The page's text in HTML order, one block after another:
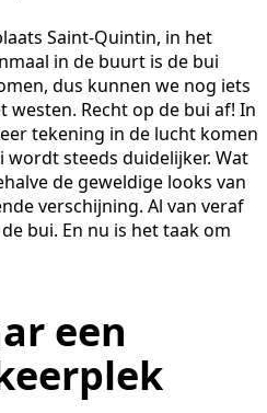
Saint-Quintin, in het
in de buurt is de bui
dus kunnen we nog iets
Recht op de bui af! In
tekening in de lucht komen
steeds duidelijker. Wat
de geweldige looks van
verschijning. Al van veraf
bui. En nu is het taak om
een